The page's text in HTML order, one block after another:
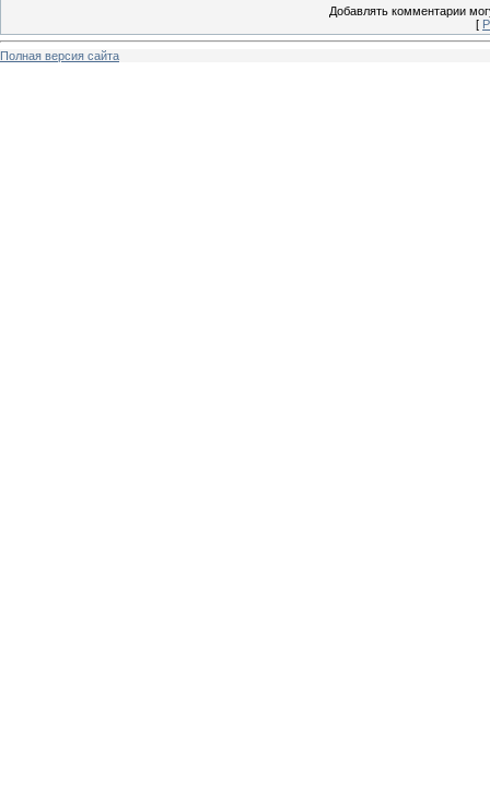
Добавлять комментарии
[
Полная версия сайта